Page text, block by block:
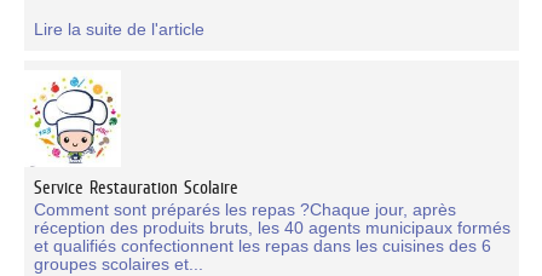
Lire la suite de l'article
Service Restauration Scolaire
Comment sont préparés les repas ?Chaque jour, après
réception des produits bruts, les 40 agents municipaux formés
et qualifiés confectionnent les repas dans les cuisines des 6
groupes scolaires et...